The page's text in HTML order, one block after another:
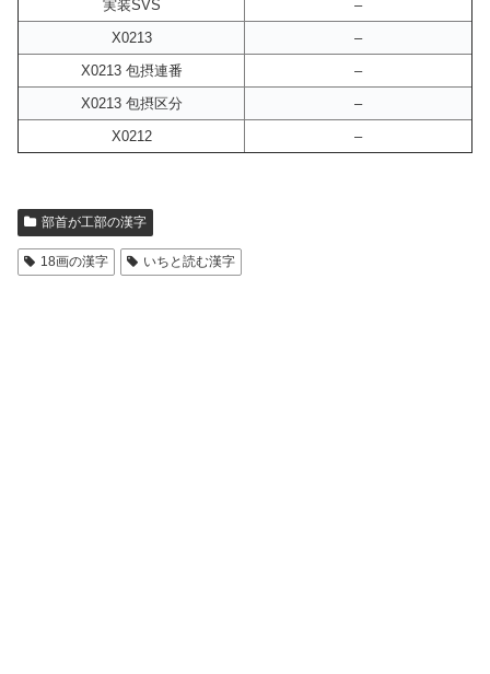
実装SVS
–
X0213
–
X0213 包摂連番
–
X0213 包摂区分
–
X0212
–
部首が工部の漢字
18画の漢字 いちと読む漢字